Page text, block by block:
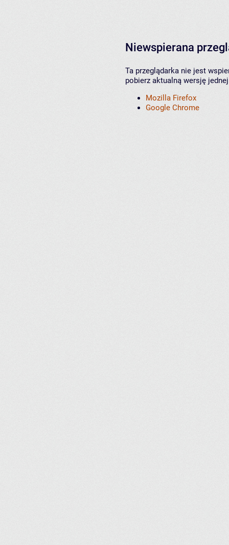
Niewspierana
Ta przeglądarka nie jest
pobierz aktualną wersję
Mozilla Firefox
Google Chrome